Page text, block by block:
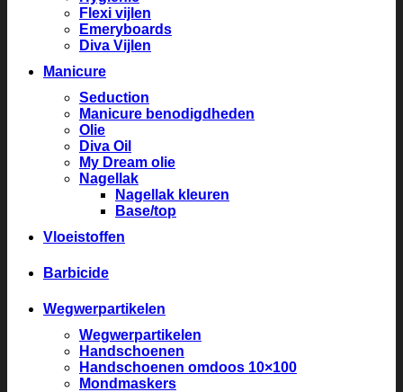
Flexi vijlen
Emeryboards
Diva Vijlen
Manicure
Seduction
Manicure benodigdheden
Olie
Diva Oil
My Dream olie
Nagellak
Nagellak kleuren
Base/top
Vloeistoffen
Barbicide
Wegwerpartikelen
Wegwerpartikelen
Handschoenen
Handschoenen omdoos 10×100
Mondmaskers